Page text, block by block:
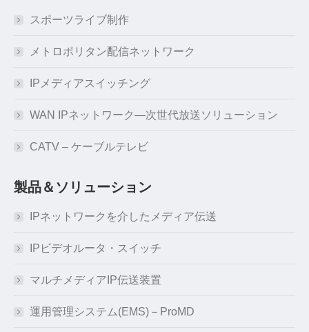
スポーツライブ制作
メトロポリタン配信ネットワーク
IPメディアスイッチング
WAN IPネットワーク―次世代放送ソリューション
CATV – ケーブルテレビ
製品＆ソリューション
IPネットワークを介したメディア伝送
IPビデオルータ・スイッチ
マルチメディアIP伝送装置
運用管理システム(EMS)－ProMD